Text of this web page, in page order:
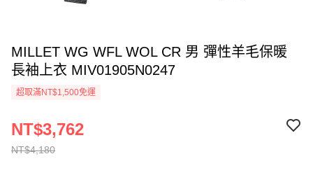
MILLET WG WFL WOL CR 男 彈性羊毛保暖
長袖上衣 MIV01905N0247
超取滿NT$1,500免運
NT$4,180
NT$3,762